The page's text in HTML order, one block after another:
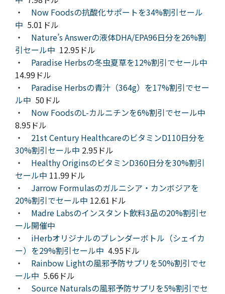
・ Now Foodsの抗酸化サポートを34%割引セール
中 5.01ドル
・ Nature’s Answerの液体DHA/EPA96日分を26%割
引セール中 12.95ドル
・ Paradise Herbsの冬虫夏草を12%割引でセール中
14.99ドル
・ Paradise Herbsの青汁（364g）を17%割引でセー
ル中 50ドル
・ Now FoodsのL-カルニチンを6%割引でセール中
8.95ドル
・ 21st Century HealthcareのビタミンD110日分を
30%割引セール中 2.95ドル
・ Healthy OriginsのビタミンD360日分を30%割引
セール中 11.99ドル
・ Jarrow Formulasのガルニシア・カンボジアを
20%割引でセール中 12.61ドル
・ Madre Labsのインスタント飲料3品の20%割引セ
ール開催中
・ iHerbオリジナルのブレンダーボトル（シェイカ
ー）を29%割引セール中 4.95ドル
・ Rainbow Lightの風邪予防サプリを50%割引でセ
ール中 5.66ドル
・ Source Naturalsの風邪予防サプリを5%割引でセ